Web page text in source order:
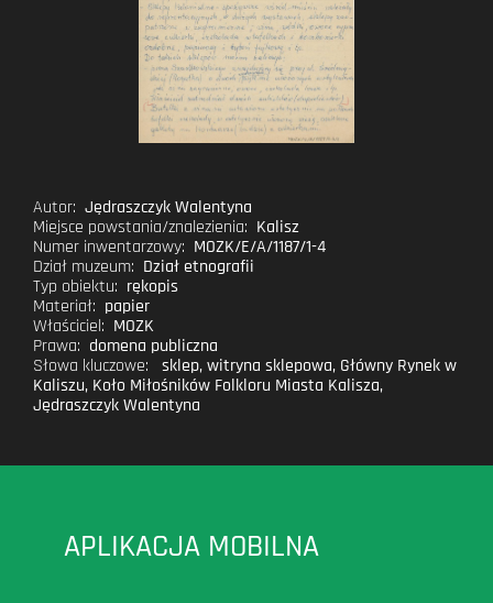
Autor: Jędraszczyk Walentyna
Miejsce powstania/znalezienia: Kalisz
Numer inwentarzowy: MOZK/E/A/1187/1-4
Dział muzeum: Dział etnografii
Typ obiektu: rękopis
Materiał: papier
Właściciel: MOZK
Prawa: domena publiczna
Słowa kluczowe:
sklep,witryna sklepowa, Główny Rynek w
Kaliszu, Koło Miłośników Folkloru Miasta Kalisza,
Jędraszczyk Walentyna
APLIKACJA MOBILNA